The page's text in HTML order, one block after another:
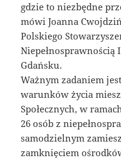
gdzie to niezbędne
mówi Joanna
Polskiego
Niepełnosprawnością
Gdańsku.
Ważnym zadaniem
warunków życia
Społecznych, w
26 osób z
samodzielnym
zamknięciem